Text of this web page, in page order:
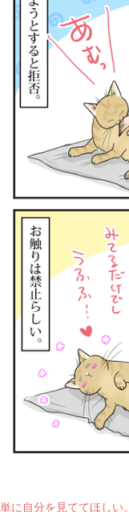
単に自分を見ててほしい。